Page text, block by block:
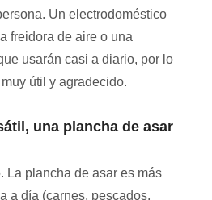
Un electrodoméstico
freidora de aire o una
usarán casi a diario, por lo
útil y agradecido.
una plancha de asar
La plancha de asar es más
a día (carnes, pescados,